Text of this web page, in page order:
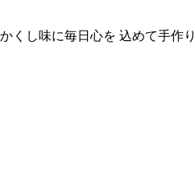
し味に毎日心を 込めて手作り